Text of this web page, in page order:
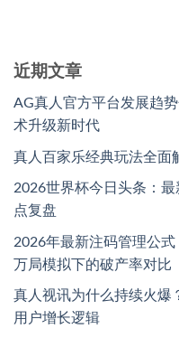
近期文章
AG真人官方平台发展趋
术升级新时代
真人百家乐经典玩法全面
2026世界杯今日头条：
点复盘
2026年最新注码管理公
万局模拟下的破产率对比
真人视讯为什么持续火爆
用户增长逻辑